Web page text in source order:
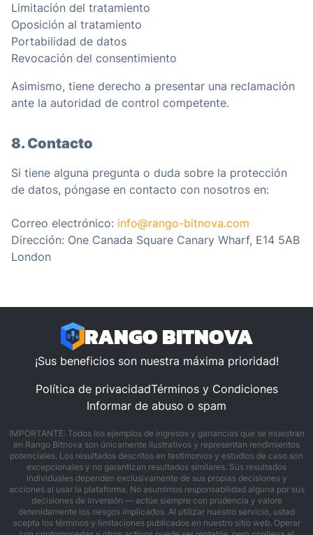
Limitación del tratamiento
Oposición al tratamiento
Portabilidad de datos
Revocación del consentimiento
Asimismo, tiene derecho a presentar una reclamación
ante la autoridad de control competente.
8. Contacto
Si tiene alguna pregunta o duda sobre la protección
de datos, póngase en contacto con nosotros en:
Correo electrónico: info@rango-bitnova.com
Dirección: One Canada Square Canary Wharf, E14 5AB
London
RANGO BITNOVA
¡Sus beneficios son nuestra máxima prioridad!
Política de privacidadTérminos y Condiciones
Informar de abuso o spam
IMPORTANTE: Todos los ejemplos de ingresos y ganancias que se muestran
en Rango Bitnova son únicamente ilustrativos y representan rendimientos
potenciales. Los resultados descritos en testimonios y estudios de caso son
excepcionales y no garantizan resultados similares. Sus resultados
individuales dependen exclusivamente de sus propias decisiones y
acciones al usar la plataforma. No asumimos responsabilidad alguna por sus
decisiones de inversión — actúe siempre con prudencia y valore
detenidamente los riesgos implicados. Al utilizar nuestro servicio, usted
acepta los términos y limitaciones publicados en nuestro sitio web. Operar